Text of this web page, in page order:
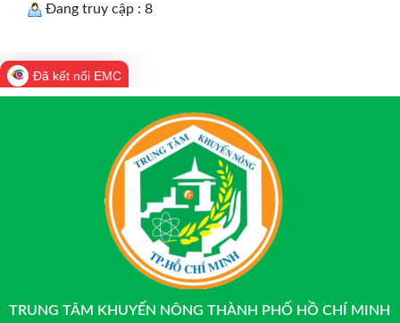
Đang truy cập : 8
Đã kết nối EMC
TRUNG TÂM KHUYẾN NÔNG THÀNH PHỐ HỒ CHÍ MINH